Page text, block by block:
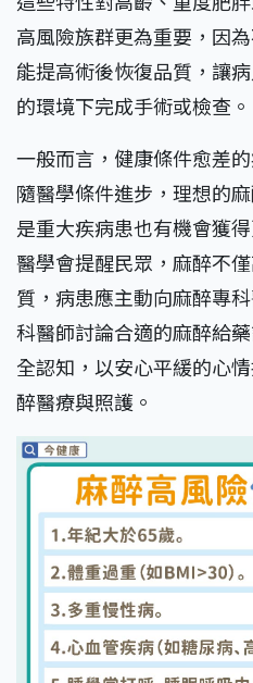
高風險族群更為重要，因
能提高術後恢復品質，讓
的環境下完成手術或檢查。
一般而言，健康條件愈差
隨醫學條件進步，理想的
是重大疾病患也有機會獲
醫學會提醒民眾，麻醉不
質，病患應主動向麻醉專
科醫師討論合適的麻醉給
全認知，以安心平緩的心
醉醫療與照護。